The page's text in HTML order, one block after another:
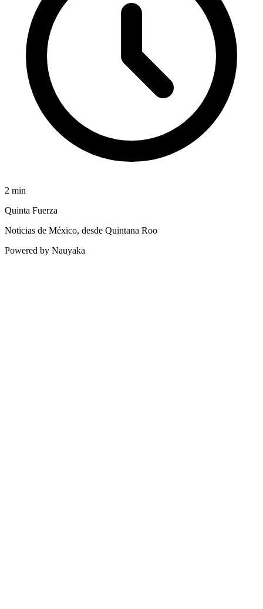
2 min
Quinta Fuerza
Noticias de México, desde Quintana Roo
Powered by Nauyaka